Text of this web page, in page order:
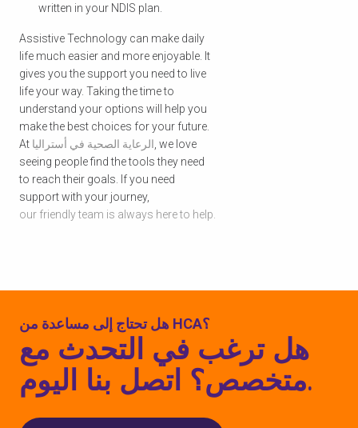
written in your NDIS plan.
Assistive Technology can make daily
life much easier and more enjoyable. It
gives you the support you need to live
life your way. Taking the time to
understand your options will help you
make the best choices for your future.
At الرعاية الصحية في أستراليا , we love
seeing people find the tools they need
to reach their goals. If you need
support with your journey,
our friendly team is always here to help.
هل تحتاج إلى مساعدة من HCA؟
هل ترغب في التحدث مع
متخصص؟ اتصل بنا اليوم.